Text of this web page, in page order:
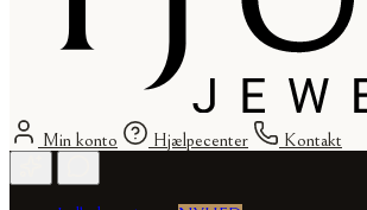
Min konto Hjælpecenter Kontakt